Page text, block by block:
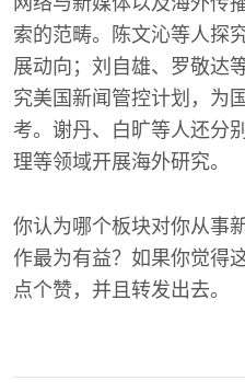
索的范畴。陈文沁等人探
展动向；刘自雄、罗敬达
究美国新闻管控计划，为
考。谢丹、白旷等人还分
理等领域开展海外研究。
你认为哪个板块对你从事
作最为有益？如果你觉得
点个赞，并且转发出去。